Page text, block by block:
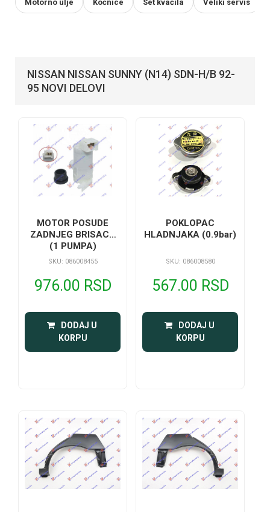
Motorno ulje Kočnice Set kvačila Veliki servis
NISSAN NISSAN SUNNY (N14) SDN-H/B 92-
95 NOVI DELOVI
MOTOR POSUDE
ZADNJEG BRISACA
(1 PUMPA)
SKU: 086008455
976.00 RSD
DODAJ U
KORPU
POKLOPAC
HLADNJAKA (0.9bar)
SKU: 086008580
567.00 RSD
DODAJ U
KORPU